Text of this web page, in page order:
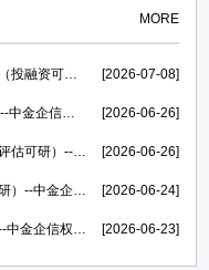
MORE
经皮消融手术机器人项目可行性研究报告（投融资可研）--中金企信权威机构编制 [2026-07-08]
CPU投资价值评估报告（境外投资可研）--中金企信权威机构编制 [2026-06-26]
可再生能源项目尽职调查报告（投资价值评估可研）--中金企信权威机构编制 [2026-06-26]
生命科学产业规划报告（投资价值评估可研）--中金企信权威机构编制 [2026-06-24]
太空算力投资价值评估报告（贷款可研）--中金企信权威机构编制 [2026-06-23]